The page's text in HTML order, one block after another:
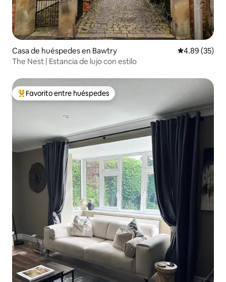
Casa de huéspedes en Bawtry Calificación
4.89 (35)
The Nest | Estancia de lujo con estilo
Favorito entre huéspedes preferido
Favorito entre huéspedes